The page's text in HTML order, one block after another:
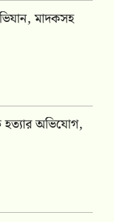
মাদকসহ
হত্যার অভিযোগ,